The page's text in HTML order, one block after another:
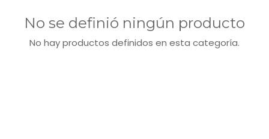
No se definió ningún producto
No hay productos definidos en esta categoría.